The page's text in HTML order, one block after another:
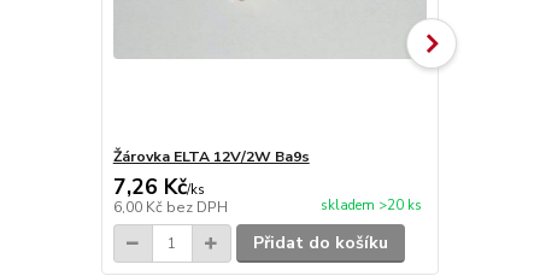
Žárovka ELTA 12V/2W Ba9s
7,26 Kč/ks
6,00 Kč bez DPH skladem >20 ks
Přidat do košíku